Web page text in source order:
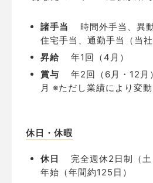
諸手当
時間外手当、異
住宅手当、通勤手当（当
昇給
年1回（4月）
賞与
年2回（6月・12月
月 ※ただし業績により変動
休日・休暇
休日
完全週休2日制（
年始（年間約125日）